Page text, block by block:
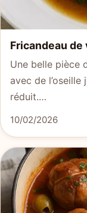
Fricandeau de
Une belle pièce
avec de
réduit.…
10/02/2026